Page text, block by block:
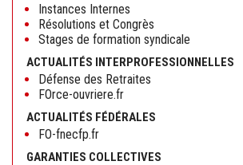
Instances Internes
Résolutions et Congrès
Stages de formation syndicale
ACTUALITÉS INTERPROFESSIONNELLES
Défense des Retraites
FOrce-ouvriere.fr
ACTUALITÉS FÉDÉRALES
FO-fnecfp.fr
GARANTIES COLLECTIVES